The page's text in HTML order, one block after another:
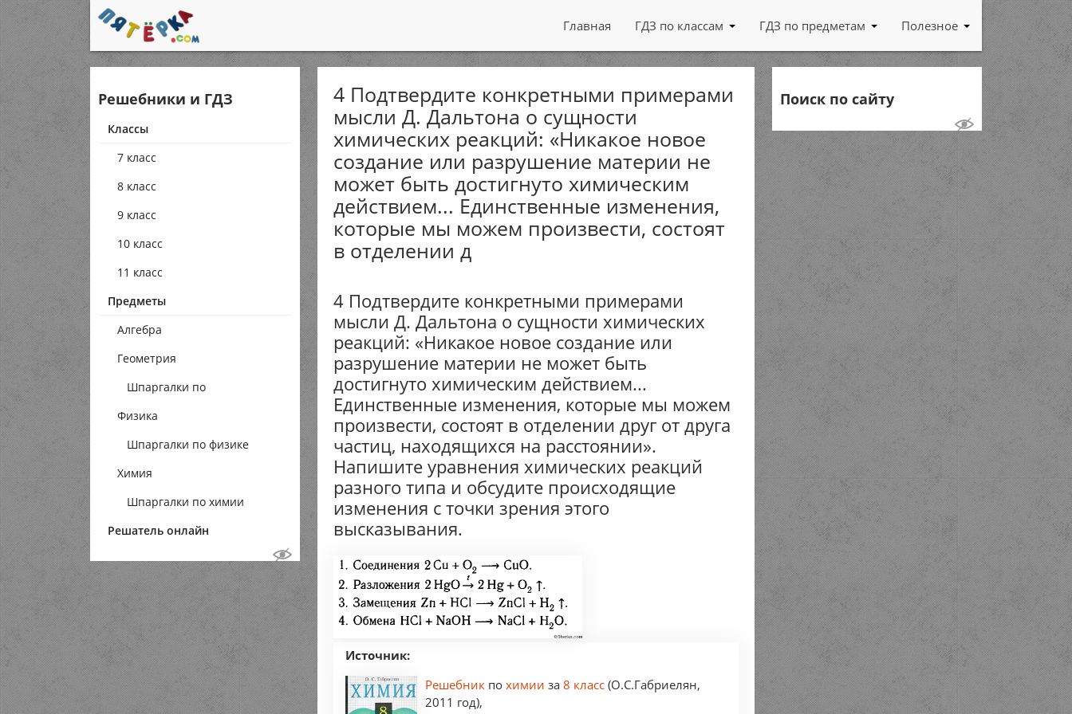
Главная ГДЗ по классам ГДЗ по предметам Полезное
Решебники и ГДЗ
Классы
7 класс
8 класс
9 класс
10 класс
11 класс
Предметы
Алгебра
Геометрия
Шпаргалки по
геометрии
Физика
Шпаргалки по физике
Химия
Шпаргалки по химии
Решатель онлайн
4 Подтвердите конкретными примерами
мысли Д. Дальтона о сущности
химических реакций: «Никакое новое
создание или разрушение материи не
может быть достигнуто химическим
действием... Единственные изменения,
которые мы можем произвести, состоят
в отделении д
4 Подтвердите конкретными примерами
мысли Д. Дальтона о сущности химических
реакций: «Никакое новое создание или
разрушение материи не может быть
достигнуто химическим действием...
Единственные изменения, которые мы можем
произвести, состоят в отделении друг от друга
частиц, находящихся на расстоянии».
Напишите уравнения химических реакций
разного типа и обсудите происходящие
изменения с точки зрения этого
высказывания.
Источник:
Решебник похимииза8 класс (О.С.Габриелян,
2011 год),
Поиск по сайту